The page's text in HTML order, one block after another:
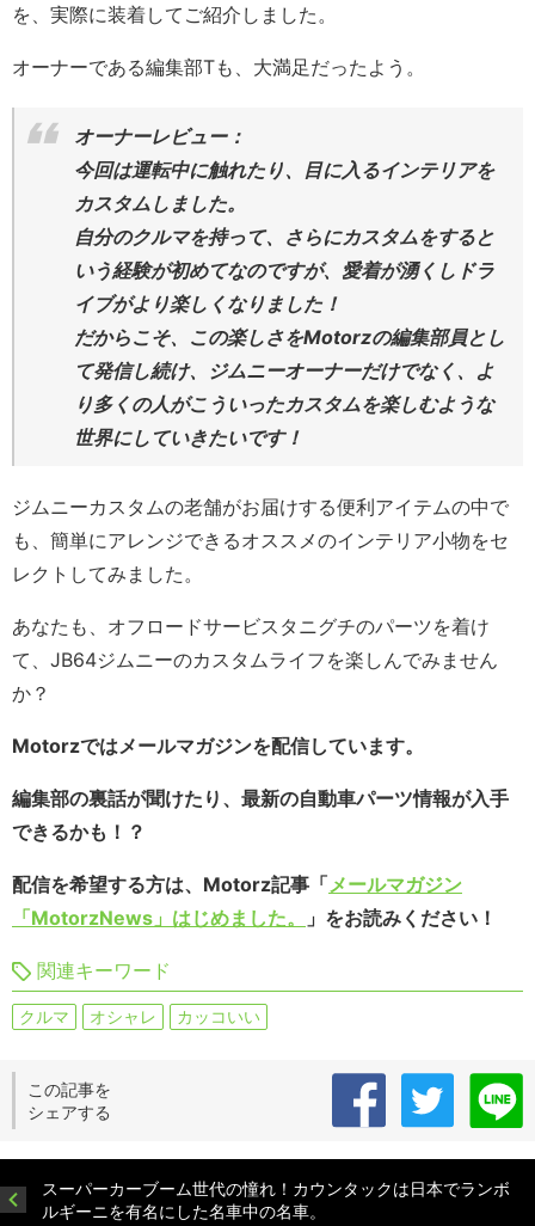
を、実際に装着してご紹介しました。
オーナーである編集部Tも、大満足だったよう。
オーナーレビュー：
今回は運転中に触れたり、目に入るインテリアを
カスタムしました。
自分のクルマを持って、さらにカスタムをすると
いう経験が初めてなのですが、愛着が湧くしドラ
イブがより楽しくなりました！
だからこそ、この楽しさをMotorzの編集部員とし
て発信し続け、ジムニーオーナーだけでなく、よ
り多くの人がこういったカスタムを楽しむような
世界にしていきたいです！
ジムニーカスタムの老舗がお届けする便利アイテムの中で
も、簡単にアレンジできるオススメのインテリア小物をセ
レクトしてみました。
あなたも、オフロードサービスタニグチのパーツを着け
て、JB64ジムニーのカスタムライフを楽しんでみません
か？
Motorzではメールマガジンを配信しています。
編集部の裏話が聞けたり、最新の自動車パーツ情報が入手
できるかも！？
配信を希望する方は、Motorz記事「メールマガジン
「MotorzNews」はじめました。
」をお読みください！
関連キーワード
クルマ オシャレ カッコいい
この記事を
シェアする
スーパーカーブーム世代の憧れ！カウンタックは日本でランボ
ルギーニを有名にした名車中の名車。